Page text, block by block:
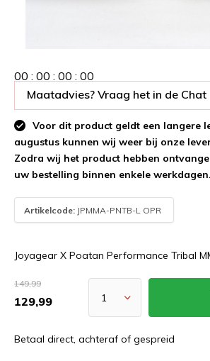
00 : 00 : 00 : 00
Maatadvies? Vraag het in de Chat
Voor dit product geldt een langere
augustus kunnen wij weer bij onze
Zodra wij het product hebben
uw bestelling binnen enkele werkdagen.
Artikelcode: JPMMA-PNTB-L OPR
Joyagear X Poatan Performance Tribal
149,99
129,99
Betaal direct, achteraf of gespreid